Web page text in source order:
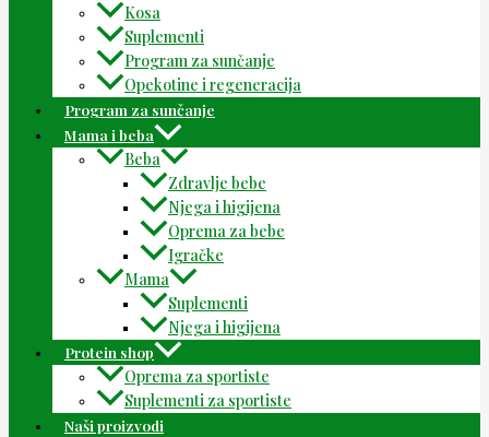
Kosa
Suplementi
Program za sunčanje
Opekotine i regeneracija
Program za sunčanje
Mama i beba
Beba
Zdravlje bebe
Njega i higijena
Oprema za bebe
Igračke
Mama
Suplementi
Njega i higijena
Protein shop
Oprema za sportiste
Suplementi za sportiste
Naši proizvodi